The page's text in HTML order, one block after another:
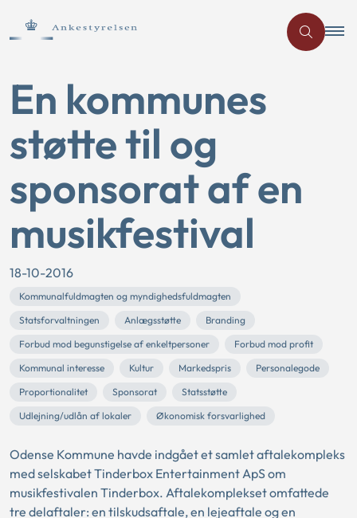
En kommunes
støtte til og
sponsorat af en
musikfestival
18-10-2016
Kommunalfuldmagten og myndighedsfuldmagten
Statsforvaltningen
Anlægsstøtte
Branding
Forbud mod begunstigelse af enkeltpersoner
Forbud mod profit
Kommunal interesse
Kultur Markedspris
Personalegode
Proportionalitet
Sponsorat
Statsstøtte
Udlejning/udlån af lokaler
Økonomisk forsvarlighed
Odense Kommune havde indgået et samlet aftalekompleks
med selskabet Tinderbox Entertainment ApS om
musikfestivalen Tinderbox. Aftalekomplekset omfattede
tre delaftaler: en tilskudsaftale, en lejeaftale og en